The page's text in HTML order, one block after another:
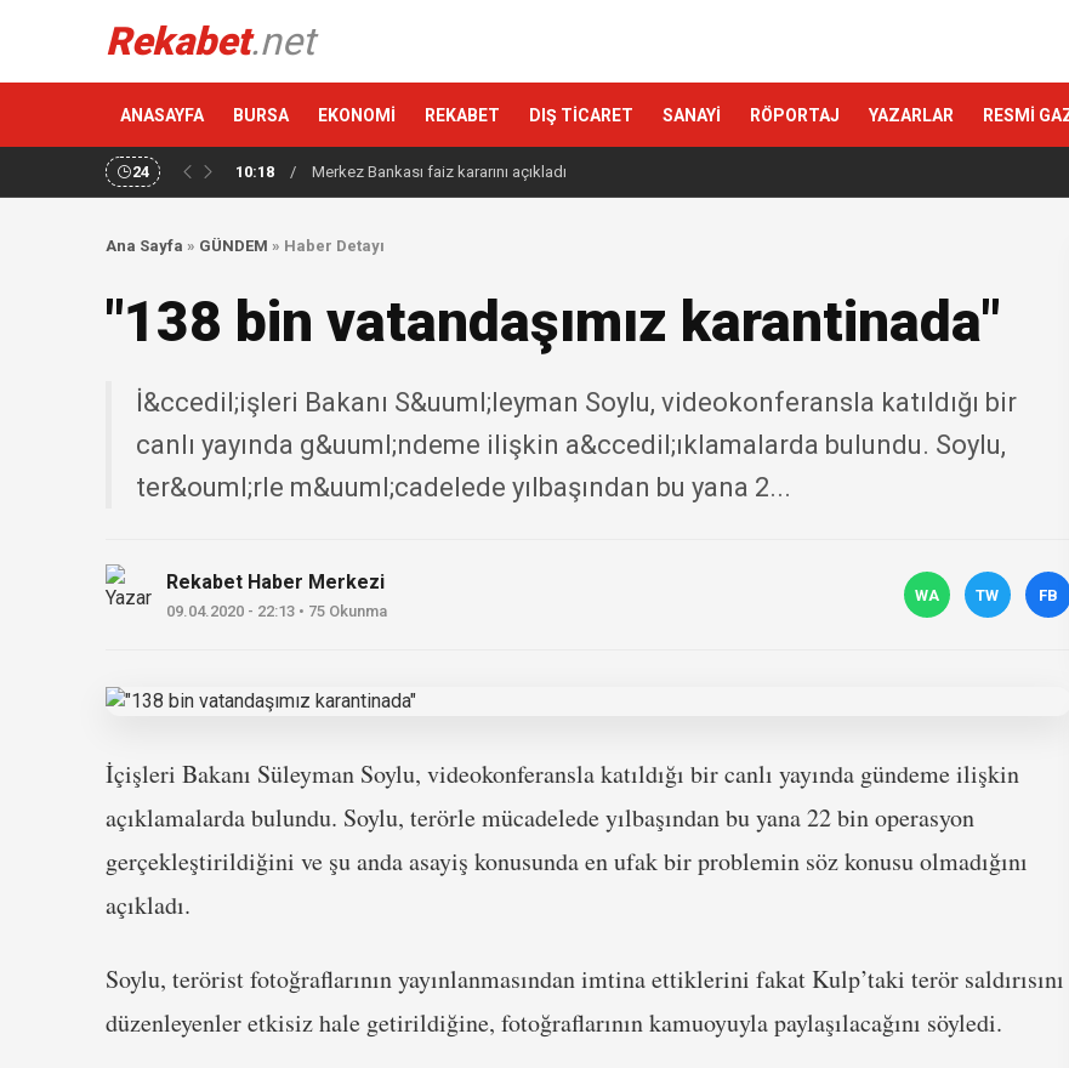
Rekabet.net
ANASAYFA BURSA EKONOMİ REKABET DIŞ TİCARET SANAYİ RÖPORTAJ YAZARLAR RESMİ
24 10:18 / Merkez Bankası faiz kararını açıkladı
Ana Sayfa » GÜNDEM » Haber Detayı
"138 bin vatandaşımız karantinada"
İ&ccedil;işleri Bakanı S&uuml;leyman Soylu, videokonferansla katıldığı bir
canlı yayında g&uuml;ndeme ilişkin a&ccedil;ıklamalarda bulundu. Soylu,
ter&ouml;rle m&uuml;cadelede yılbaşından bu yana 2...
Rekabet Haber Merkezi
09.04.2020 - 22:13 • 75 Okunma
WA TW FB
İçişleri Bakanı Süleyman Soylu, videokonferansla katıldığı bir canlı yayında gündeme ilişkin
açıklamalarda bulundu. Soylu, terörle mücadelede yılbaşından bu yana 22 bin operasyon
gerçekleştirildiğini ve şu anda asayiş konusunda en ufak bir problemin söz konusu olmadığını
açıkladı.
Soylu, terörist fotoğraflarının yayınlanmasından imtina ettiklerini fakat Kulp’taki terör saldırısını
düzenleyenler etkisiz hale getirildiğine, fotoğraflarının kamuoyuyla paylaşılacağını söyledi.